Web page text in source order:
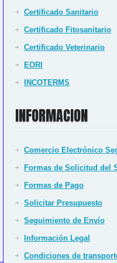
Certificado Sanitario
Certificado Fitosanitario
Certificado Veterinario
EORI
INCOTERMS
INFORMACION
Comercio Electrónico
Formas de Solicitud del
Formas de Pago
Solicitar Presupuesto
Seguimiento de Envío
Información Legal
Condiciones de